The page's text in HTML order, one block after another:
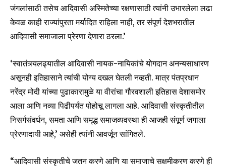
To subscribe, simply enter your email address on our website
or click the subscribe button below. Don't worry, we respect
your privacy and won't spam your inbox. Your information is
safe with us.
SUBSCRIBE
I've read and accept the Privacy Policy.
जंगलांसाठी तसेच आदिवासी अस्मितेच्या रक्षणासाठी त्यांनी उभारलेला लढा
केवळ काही राज्यांपुरता मर्यादित राहिला नाही, तर संपूर्ण देशभरातील
आदिवासी समाजाला प्रेरणा देणारा ठरला.’
‘स्वातंत्र्यलढ्यातील आदिवासी नायक-नायिकांचे योगदान अनन्यसाधारण
असूनही इतिहासाने त्यांची योग्य दखल घेतली नव्हती. मात्र पंतप्रधान
नरेंद्र मोदी यांच्या पुढाकारामुळे या वीरांचा गौरवशाली इतिहास देशासमोर
आला आणि नव्या पिढीपर्यंत पोहोचू लागला आहे. आदिवासी संस्कृतीतील
निसर्गसंवर्धन, समता आणि समृद्ध समाजव्यवस्था ही आजही संपूर्ण जगाला
प्रेरणादायी आहे,’ असेही त्यांनी आवर्जून सांगितले.
“आदिवासी संस्कृतीचे जतन करणे आणि या समाजाचे सक्षमीकरण करणे ही